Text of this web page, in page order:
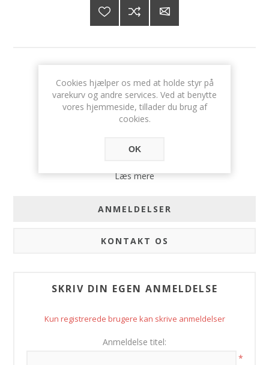
ANMELDELSER
KONTAKT OS
SKRIV DIN EGEN ANMELDELSE
Kun registrerede brugere kan skrive anmeldelser
Anmeldelse titel:
*
Cookies hjælper os med at holde styr på
varekurv og andre services. Ved at benytte
vores hjemmeside, tillader du brug af
cookies.
OK
Læs mere